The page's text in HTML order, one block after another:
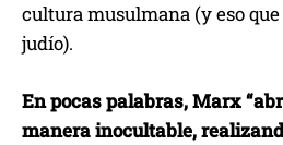
cultura musulmana (y eso
judío).
En pocas palabras, Marx
manera inocultable,